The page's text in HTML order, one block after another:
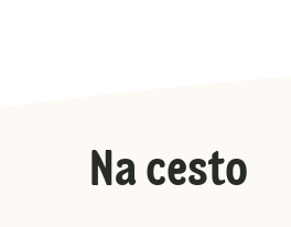
Na cesto